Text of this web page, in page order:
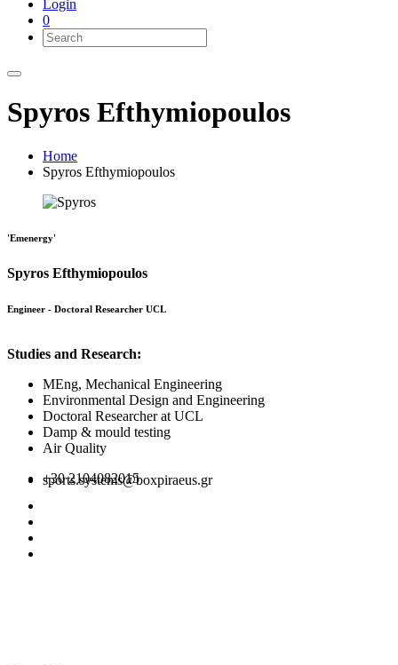
Login
0
Spyros Efthymiopoulos
Home
Spyros Efthymiopoulos
'Emenergy'
Spyros Efthymiopoulos
Engineer - Doctoral Researcher UCL
Studies and Research:
MEng, Mechanical Engineering
Environmental Design and Engineering
Doctoral Researcher at UCL
Damp & mould testing
Air Quality
+30 2104082015
sports.systems@boxpiraeus.gr